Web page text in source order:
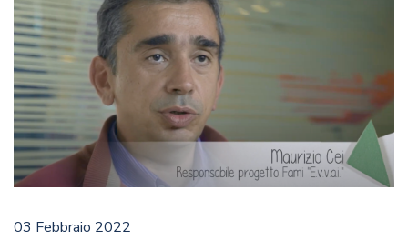
03 Febbraio 2022